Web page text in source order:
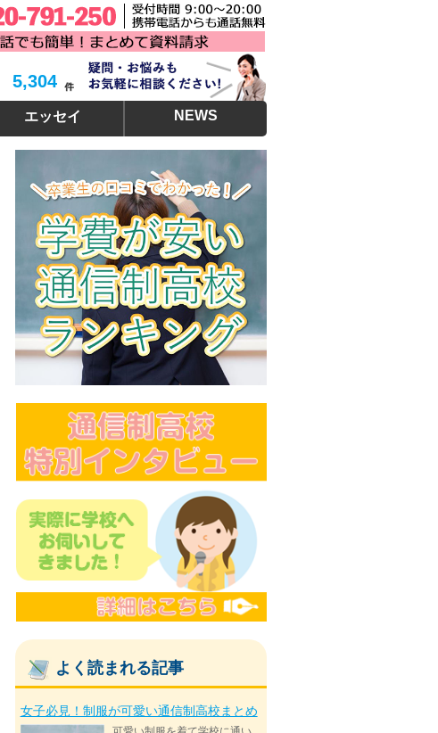
5,304
エッセイ NEWS
よく読まれる記事
女子必見！制服が可愛い通信制高校まとめ